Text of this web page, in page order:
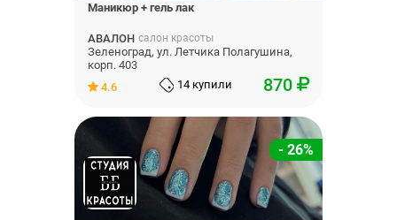
Маникюр + гель лак
АВАЛОН салон красоты
Зеленоград, ул. Летчика Полагушина,
корп. 403
4.6
14 купили 870
- 26%